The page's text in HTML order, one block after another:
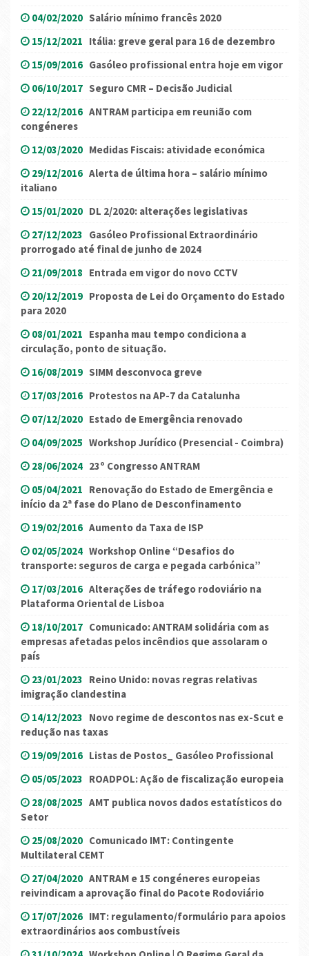
04/02/2020 Salário mínimo francês 2020
15/12/2021 Itália: greve geral para 16 de dezembro
15/09/2016 Gasóleo profissional entra hoje em vigor
06/10/2017 Seguro CMR – Decisão Judicial
22/12/2016 ANTRAM participa em reunião com
congéneres
12/03/2020 Medidas Fiscais: atividade económica
29/12/2016 Alerta de última hora – salário mínimo
italiano
15/01/2020 DL 2/2020: alterações legislativas
27/12/2023 Gasóleo Profissional Extraordinário
prorrogado até final de junho de 2024
21/09/2018 Entrada em vigor do novo CCTV
20/12/2019 Proposta de Lei do Orçamento do Estado
para 2020
08/01/2021 Espanha mau tempo condiciona a
circulação, ponto de situação.
16/08/2019 SIMM desconvoca greve
17/03/2016 Protestos na AP-7 da Catalunha
07/12/2020 Estado de Emergência renovado
04/09/2025 Workshop Jurídico (Presencial - Coimbra)
28/06/2024 23º Congresso ANTRAM
05/04/2021 Renovação do Estado de Emergência e
início da 2ª fase do Plano de Desconfinamento
19/02/2016 Aumento da Taxa de ISP
02/05/2024 Workshop Online “Desafios do
transporte: seguros de carga e pegada carbónica”
17/03/2016 Alterações de tráfego rodoviário na
Plataforma Oriental de Lisboa
18/10/2017 Comunicado: ANTRAM solidária com as
empresas afetadas pelos incêndios que assolaram o
país
23/01/2023 Reino Unido: novas regras relativas
imigração clandestina
14/12/2023 Novo regime de descontos nas ex-Scut e
redução nas taxas
19/09/2016 Listas de Postos_ Gasóleo Profissional
05/05/2023 ROADPOL: Ação de fiscalização europeia
28/08/2025 AMT publica novos dados estatísticos do
Setor
25/08/2020 Comunicado IMT: Contingente
Multilateral CEMT
27/04/2020 ANTRAM e 15 congéneres europeias
reivindicam a aprovação final do Pacote Rodoviário
17/07/2026 IMT: regulamento/formulário para apoios
extraordinários aos combustíveis